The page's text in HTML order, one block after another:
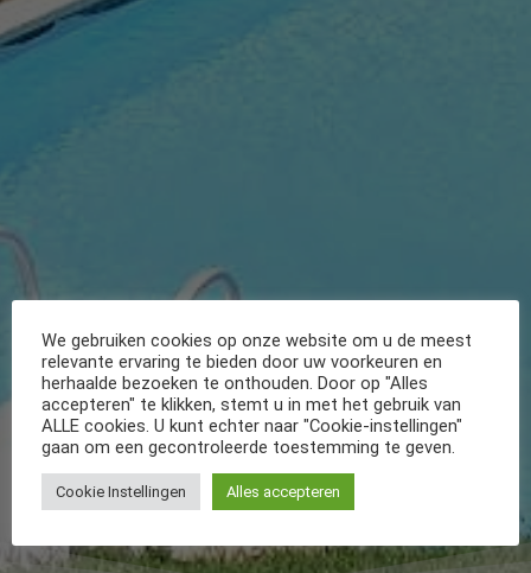
We gebruiken cookies op onze website om u de meest
relevante ervaring te bieden door uw voorkeuren en
herhaalde bezoeken te onthouden. Door op "Alles
accepteren" te klikken, stemt u in met het gebruik van
ALLE cookies. U kunt echter naar "Cookie-instellingen"
gaan om een gecontroleerde toestemming te geven.
Cookie Instellingen Alles accepteren